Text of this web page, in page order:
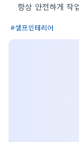
항상 안전하게 작
셀프인테리어